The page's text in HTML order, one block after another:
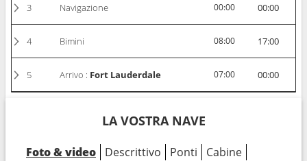
3 Navigazione 00:00 00:00
4 Bimini 08:00 17:00
5 Arrivo : Fort Lauderdale 07:00 00:00
LA VOSTRA NAVE
Foto & video Descrittivo Ponti Cabine